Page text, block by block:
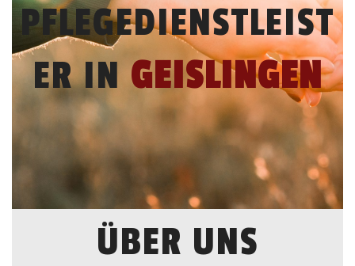
PFLEGEDIENSTLEIST
ER IN GEISLINGEN
ÜBER UNS